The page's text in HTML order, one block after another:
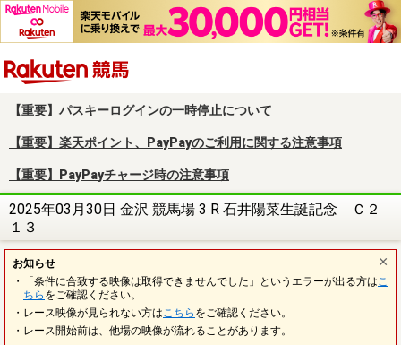
【重要】パスキーログインの一時停止について
【重要】楽天ポイント、PayPayのご利用に関する注意事項
【重要】PayPayチャージ時の注意事項
2025年03月30日 金沢 競馬場 3 R 石井陽菜生誕記念 Ｃ２
１３
お知らせ
・「条件に合致する映像は取得できませんでした」というエラーが出る方は こ
ちら をご確認ください。
・レース映像が見られない方は こちら をご確認ください。
・レース開始前は、他場の映像が流れることがあります。